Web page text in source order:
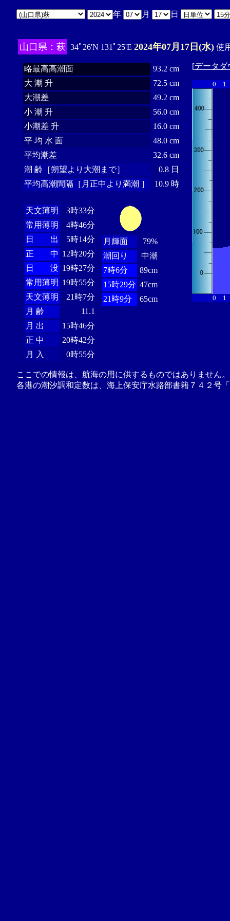
年 月 日
山口県：萩 34ﾟ26'N 131ﾟ25'E 2024年07月17日(水)使
略最高高潮面
93.2 cm
大 潮 升
72.5 cm
大潮差
49.2 cm
小 潮 升
56.0 cm
小潮差 升
16.0 cm
平 均 水 面
48.0 cm
平均潮差
32.6 cm
潮 齢［朔望より大潮まで］
0.8 日
平均高潮間隔［月正中より満潮 ］
10.9 時
天文薄明
3時33分
常用薄明
4時46分
日 出
5時14分
正 中 12時20分
日 没 19時27分
常用薄明 19時55分
天文薄明
21時7分
月 齢
11.1
月 出
15時46分
正 中
20時42分
月 入
0時55分
月輝面
79%
潮回り
中潮
7時6分
89cm
15時29分 47cm
21時9分
65cm
[データダ
0 1
0 1
ここでの情報は、航海の用に供するものではありません
各港の潮汐調和定数は、海上保安庁水路部書籍７４２号